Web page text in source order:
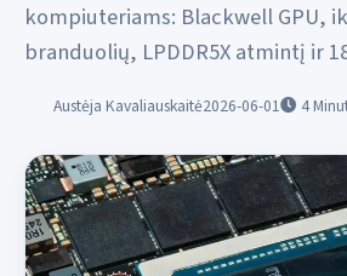
kompiuteriams: Blackwell GPU,
branduolių, LPDDR5X atmintį ir
Austėja Kavaliauskaitė2026-06-01 4